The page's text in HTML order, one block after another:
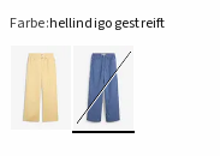
Farbe:hellindigo gestreift